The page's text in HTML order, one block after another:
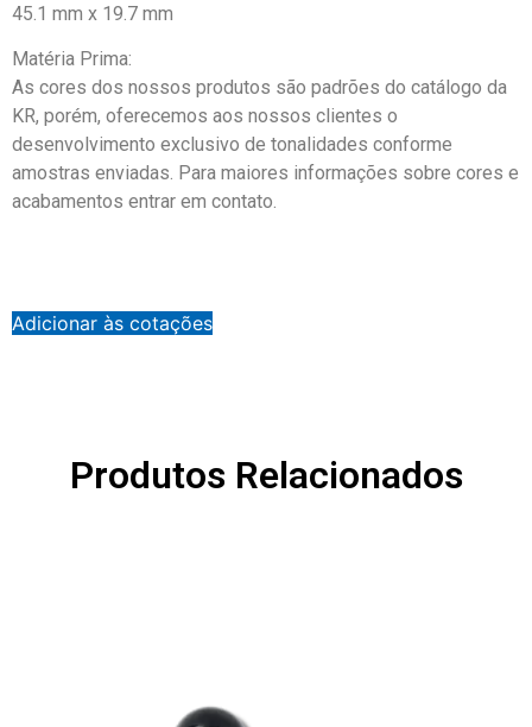
45.1 mm x 19.7 mm
Matéria Prima:
As cores dos nossos produtos são padrões do catálogo da
KR, porém, oferecemos aos nossos clientes o
desenvolvimento exclusivo de tonalidades conforme
amostras enviadas. Para maiores informações sobre cores e
acabamentos entrar em contato.
Adicionar às cotações
Produtos Relacionados